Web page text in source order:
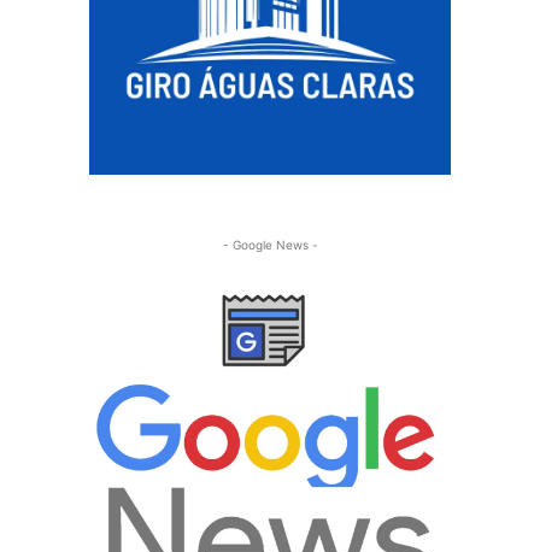
- Google News -